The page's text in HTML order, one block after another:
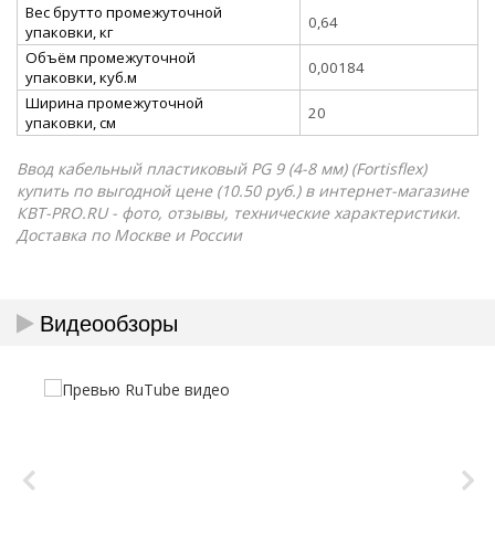
Вес брутто промежуточной
упаковки, кг
0,64
Объём промежуточной
упаковки, куб.м
0,00184
Ширина промежуточной
упаковки, см
20
Ввод кабельный пластиковый PG 9 (4-8 мм) (Fortisflex)
купить по выгодной цене (10.50 руб.) в интернет-магазине
КВТ-PRO.RU - фото, отзывы, технические характеристики.
Доставка по Москве и России
Видеообзоры